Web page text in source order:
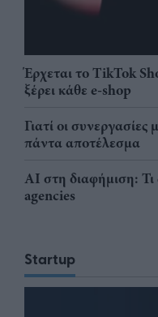
Έρχεται το TikTok
ξέρει κάθε e-shop
Γιατί οι
πάντα αποτέλεσμα
AI στη διαφήμιση: Τι
agencies
Startup